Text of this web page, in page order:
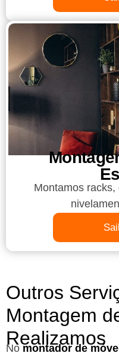
Montamos
Outros
Montagem
Realizamos
No montador de